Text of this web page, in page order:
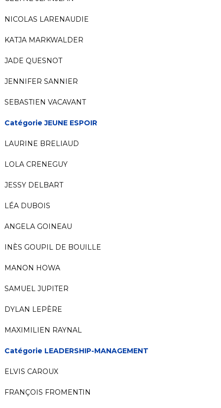
NICOLAS LARENAUDIE
KATJA MARKWALDER
JADE QUESNOT
JENNIFER SANNIER
SEBASTIEN VACAVANT
Catégorie JEUNE ESPOIR
LAURINE BRELIAUD
LOLA CRENEGUY
JESSY DELBART
LÉA DUBOIS
ANGELA GOINEAU
INÈS GOUPIL DE BOUILLE
MANON HOWA
SAMUEL JUPITER
DYLAN LEPÈRE
MAXIMILIEN RAYNAL
Catégorie LEADERSHIP-MANAGEMENT
ELVIS CAROUX
FRANÇOIS FROMENTIN